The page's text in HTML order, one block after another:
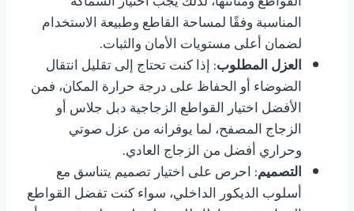
المناسبة وفقًا لمساحة القاطع وطبيعة الاستخدام
لضمان أعلى مستويات الأمان والثبات.
العزل المطلوب: إذا كنت تحتاج إلى تقليل انتقال
الضوضاء أو الحفاظ على درجة حرارة المكان، فمن
الأفضل اختيار القواطع الزجاجية دبل جلاس أو
الزجاج المصفح، لما يوفرانه من عزل صوتي
وحراري أفضل من الزجاج العادي.
التصميم: احرص على اختيار تصميم يتناسق مع
أسلوب الديكور الداخلي، سواء كنت تفضل القواطع